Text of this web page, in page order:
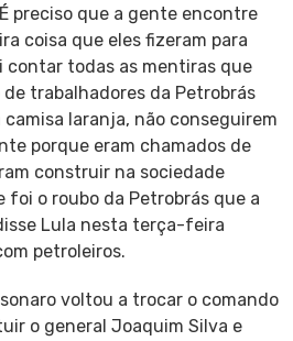
preciso que a gente encontre
coisa que eles fizeram para
contar todas as mentiras que
trabalhadores da Petrobrás
laranja, não conseguirem
porque eram chamados de
construir na sociedade
foi o roubo da Petrobrás que a
Lula nesta terça-feira
petroleiros.
voltou a trocar o comando
o general Joaquim Silva e